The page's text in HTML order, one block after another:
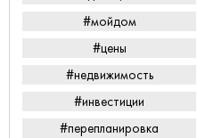
#мойдом
#цены
#недвижимость
#инвестиции
#перепланировка